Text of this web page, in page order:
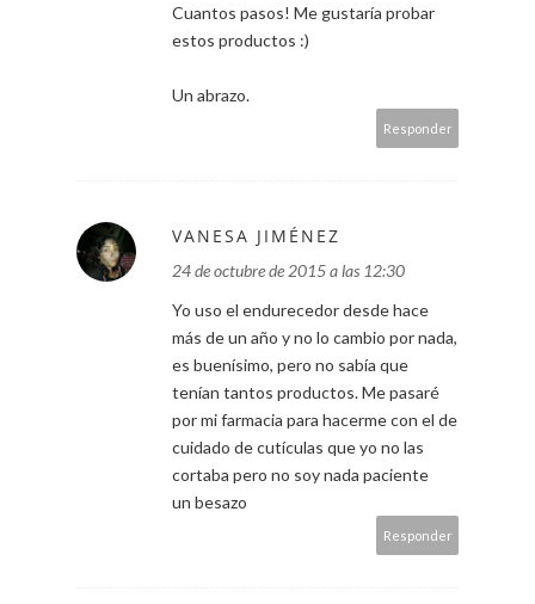
Cuantos pasos! Me gustaría probar
estos productos :)
Un abrazo.
Responder
VANESA JIMÉNEZ
24 de octubre de 2015 a las 12:30
Yo uso el endurecedor desde hace
más de un año y no lo cambio por nada,
es buenísimo, pero no sabía que
tenían tantos productos. Me pasaré
por mi farmacia para hacerme con el de
cuidado de cutículas que yo no las
cortaba pero no soy nada paciente
un besazo
Responder